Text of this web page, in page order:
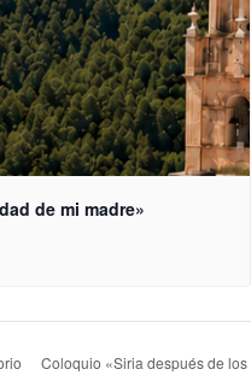
de mi madre»
Coloquio «Siria después de los